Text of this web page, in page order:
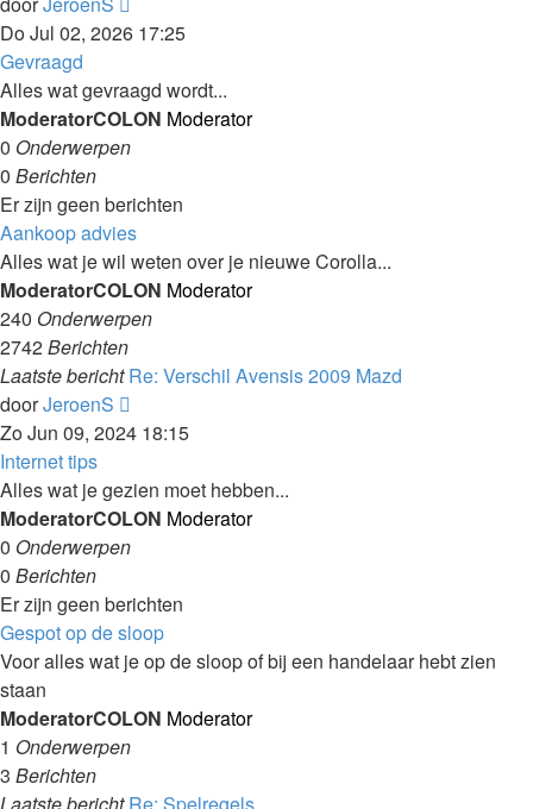
bericht
Do Jul 02, 2026 17:25
Gevraagd
Alles wat gevraagd wordt...
ModeratorCOLON Moderator
0 Onderwerpen
0 Berichten
Er zijn geen berichten
Aankoop advies
Alles wat je wil weten over je nieuwe Corolla...
ModeratorCOLON Moderator
240 Onderwerpen
2742Berichten
Laatste bericht Re: Verschil Avensis 2009 Mazd
doorJeroenS
bericht
Zo Jun 09, 2024 18:15
Internet tips
Alles wat je gezien moet hebben...
ModeratorCOLON Moderator
0 Onderwerpen
0 Berichten
Er zijn geen berichten
Gespot op de sloop
Voor alles wat je op de sloop of bij een handelaar hebt zien
staan
ModeratorCOLON Moderator
1 Onderwerpen
3 Berichten